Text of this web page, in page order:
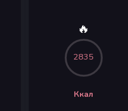
🔥
2835
Ккал